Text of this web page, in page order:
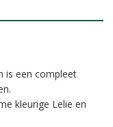
is een compleet
kleurige Lelie en